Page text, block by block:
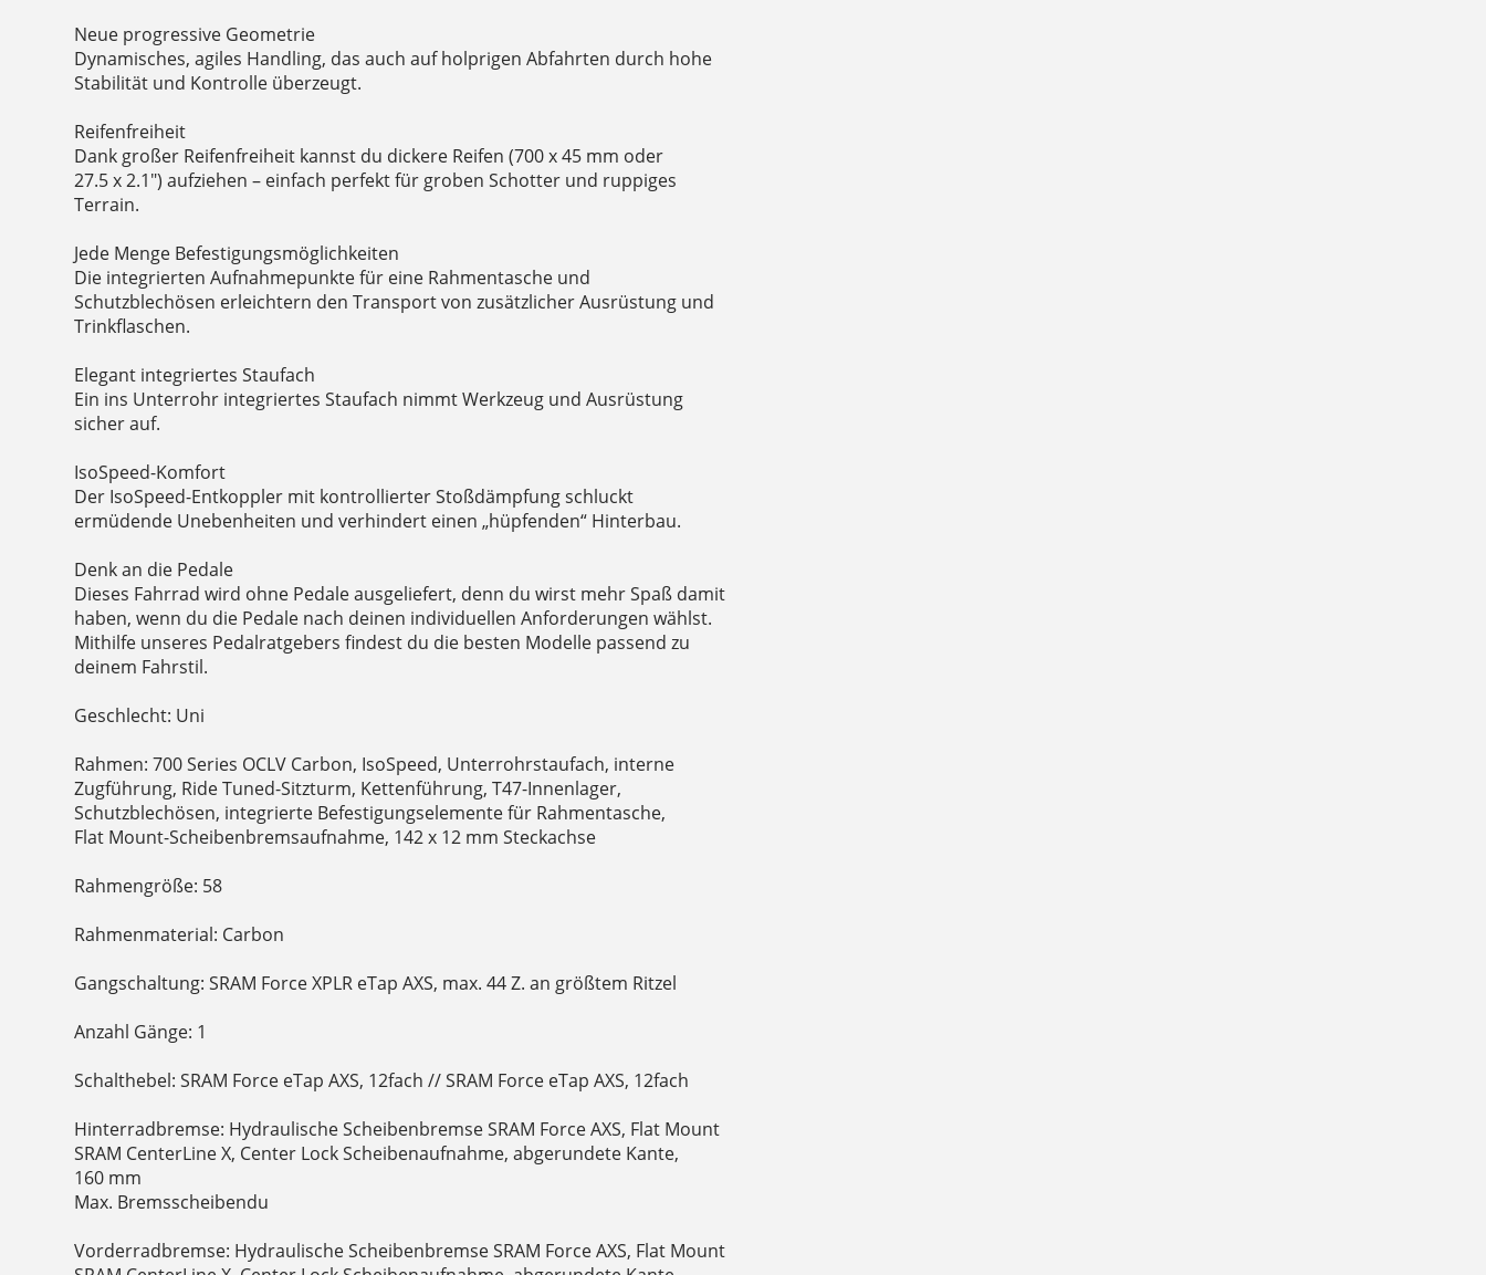
Neue progressive Geometrie
Dynamisches, agiles Handling, das auch auf holprigen Abfahrten durch hohe
Stabilität und Kontrolle überzeugt.
Reifenfreiheit
Dank großer Reifenfreiheit kannst du dickere Reifen (700 x 45 mm oder
27.5 x 2.1") aufziehen – einfach perfekt für groben Schotter und ruppiges
Terrain.
Jede Menge Befestigungsmöglichkeiten
Die integrierten Aufnahmepunkte für eine Rahmentasche und
Schutzblechösen erleichtern den Transport von zusätzlicher Ausrüstung und
Trinkflaschen.
Elegant integriertes Staufach
Ein ins Unterrohr integriertes Staufach nimmt Werkzeug und Ausrüstung
sicher auf.
IsoSpeed-Komfort
Der IsoSpeed-Entkoppler mit kontrollierter Stoßdämpfung schluckt
ermüdende Unebenheiten und verhindert einen „hüpfenden“ Hinterbau.
Denk an die Pedale
Dieses Fahrrad wird ohne Pedale ausgeliefert, denn du wirst mehr Spaß damit
haben, wenn du die Pedale nach deinen individuellen Anforderungen wählst.
Mithilfe unseres Pedalratgebers findest du die besten Modelle passend zu
deinem Fahrstil.
Geschlecht: Uni
Rahmen: 700 Series OCLV Carbon, IsoSpeed, Unterrohrstaufach, interne
Zugführung, Ride Tuned-Sitzturm, Kettenführung, T47-Innenlager,
Schutzblechösen, integrierte Befestigungselemente für Rahmentasche,
Flat Mount-Scheibenbremsaufnahme, 142 x 12 mm Steckachse
Rahmengröße: 58
Rahmenmaterial: Carbon
Gangschaltung: SRAM Force XPLR eTap AXS, max. 44 Z. an größtem Ritzel
Anzahl Gänge: 1
Schalthebel: SRAM Force eTap AXS, 12fach // SRAM Force eTap AXS, 12fach
Hinterradbremse: Hydraulische Scheibenbremse SRAM Force AXS, Flat Mount
SRAM CenterLine X, Center Lock Scheibenaufnahme, abgerundete Kante,
160 mm
Max. Bremsscheibendu
Vorderradbremse: Hydraulische Scheibenbremse SRAM Force AXS, Flat Mount